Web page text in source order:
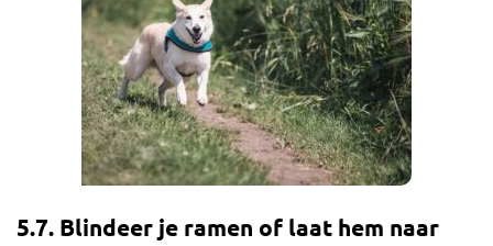
5.7. Blindeer je ramen of laat hem naar